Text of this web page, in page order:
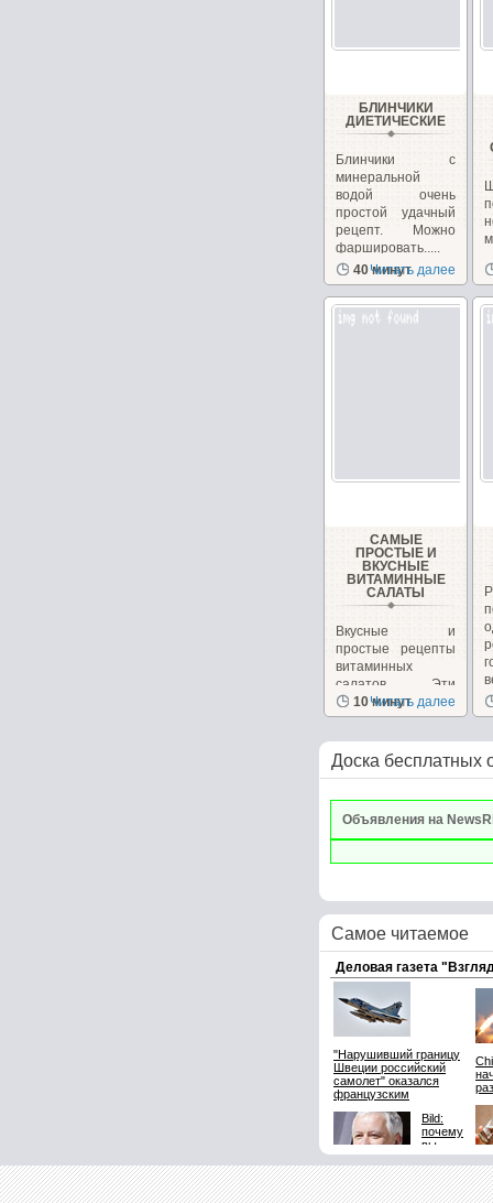
БЛИНЧИКИ
ДИЕТИЧЕСКИЕ
Блинчики с
минеральной
водой очень
простой удачный
рецепт. Можно
фаршировать.....
40 минут
Читать далее
САМЫЕ
ПРОСТЫЕ И
ВКУСНЫЕ
ВИТАМИННЫЕ
САЛАТЫ
Вкусные и
простые рецепты
витаминных
салатов. Эти
салаты очень
вкусные сами...
10 минут
Читать далее
Доска бесплатных
Объявления на
Самое читаемое